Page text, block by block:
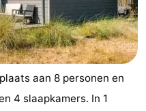
aan 8 personen en
4 slaapkamers. In 1